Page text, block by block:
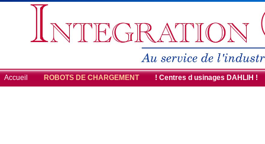
Accueil ROBOTS DE CHARGEMENT ! Centres d usinages DAHLIH !